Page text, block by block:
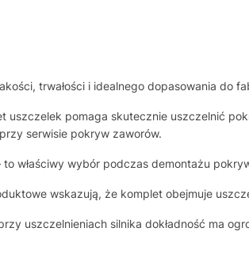
trwałości i idealnego dopasowania do
uszczelek pomaga skutecznie uszczelnić
serwisie pokryw zaworów.
właściwy wybór podczas demontażu
wskazują, że komplet obejmuje
uszczelnieniach silnika dokładność ma